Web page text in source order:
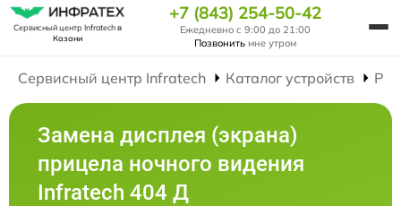
Сервисный центр Infratechв
Казани
+7 (843) 254-50-42
Ежедневно с 9:00 до 21:00
Позвонить мне утром
Сервисный центр Infratech Каталог устройств
Замена дисплея (экрана)
прицела ночного видения
Infratech 404 Д